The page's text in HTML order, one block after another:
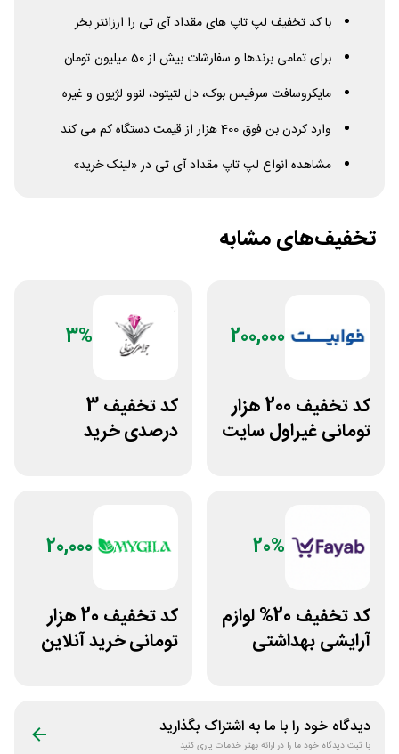
با کد تخفیف لپ تاپ های مقداد آی تی را ارزانتر بخر
برای تمامی برندها و سفارشات بیش از 50 میلیون تومان
مایکروسافت سرفیس بوک، دل لتیتود، لنوو لژیون و غیره
وارد کردن بن فوق 400 هزار از قیمت دستگاه کم می کند
مشاهده انواع لپ تاپ مقداد آی تی در «لینک خرید»
تخفیف‌های مشابه
200,000
کد تخفیف 200 هزار
تومانی غیراول سایت
3%
کد تخفیف 3
درصدی خرید
20%
کد تخفیف 20% لوازم
آرایشی بهداشتی
20,000
کد تخفیف 20 هزار
تومانی خرید آنلاین
دیدگاه خود را با ما به اشتراک بگذارید
با ثبت دیدگاه خود ما را در ارائه بهتر خدمات یاری کنید